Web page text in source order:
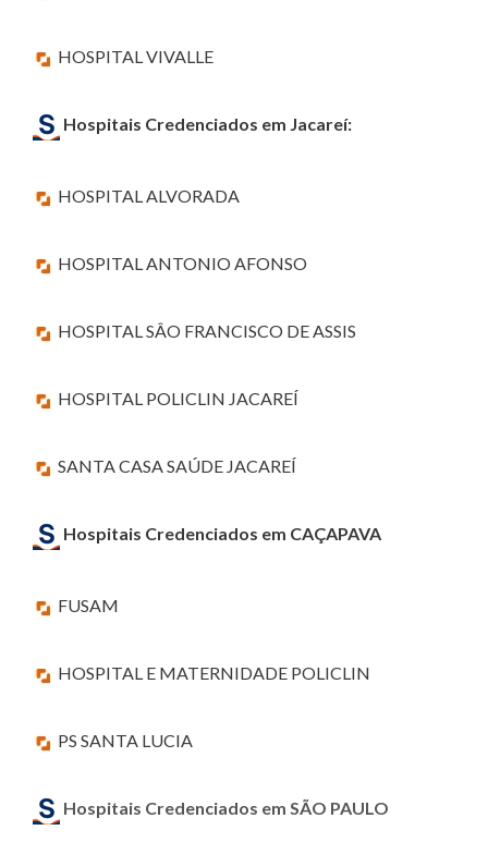
HOSPITAL VIVALLE
Hospitais Credenciados em Jacareí:
HOSPITAL ALVORADA
HOSPITAL ANTONIO AFONSO
HOSPITAL SÂO FRANCISCO DE ASSIS
HOSPITAL POLICLIN JACAREÍ
SANTA CASA SAÚDE JACAREÍ
Hospitais Credenciados em CAÇAPAVA
FUSAM
HOSPITAL E MATERNIDADE POLICLIN
PS SANTA LUCIA
Hospitais Credenciados em SÃO PAULO